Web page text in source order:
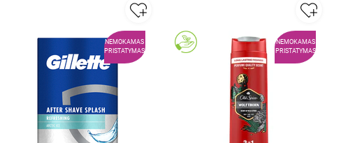
NEMOKAMAS
PRISTATYMAS
NEMOKAMAS
PRISTATYMAS